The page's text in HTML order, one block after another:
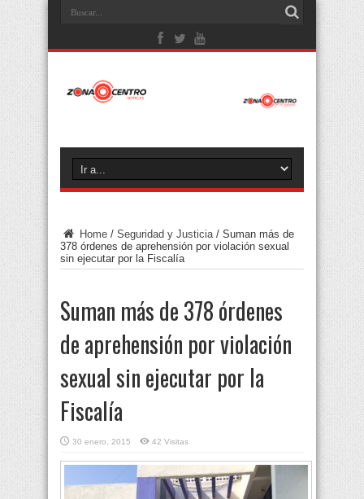
Home / Seguridad y Justicia / Suman más de
378 órdenes de aprehensión por violación sexual
sin ejecutar por la Fiscalía
Suman más de 378 órdenes
de aprehensión por violación
sexual sin ejecutar por la
Fiscalía
30 enero, 2015 42 Visitas